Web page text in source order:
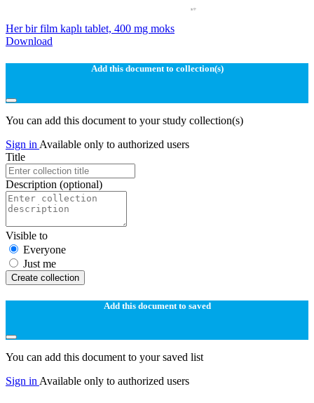
Her bir film kaplı tablet, 400 mg moks
Download
Add this document to collection(s)
You can add this document to your study collection(s)
Sign in Available only to authorized users
Title
Description (optional)
Visible to
Everyone
Just me
Create collection
Add this document to saved
You can add this document to your saved list
Sign in Available only to authorized users